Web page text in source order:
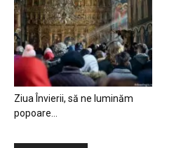
Ziua Învierii, să ne luminăm
popoare…